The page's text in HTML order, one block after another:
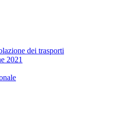
dei trasporti
2021